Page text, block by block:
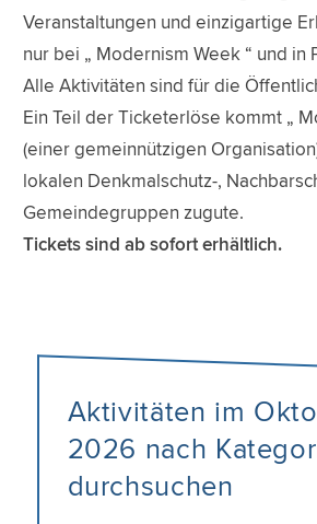
Veranstaltungen und einzigartige
nur bei „ Modernism Week “ und in
Alle Aktivitäten sind für die
Ein Teil der Ticketerlöse kommt „
(einer gemeinnützigen
lokalen Denkmalschutz-,
Gemeindegruppen zugute.
Tickets sind ab sofort erhältlich.
Aktivitäten im
2026 nach
durchsuchen